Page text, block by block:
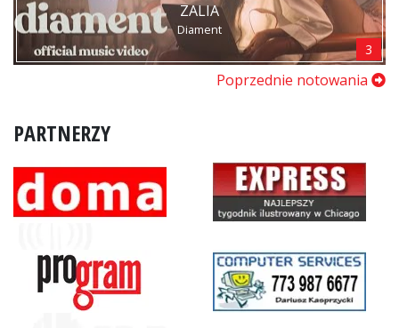
ZALIA
Diament
3
Poprzednie notowania
PARTNERZY